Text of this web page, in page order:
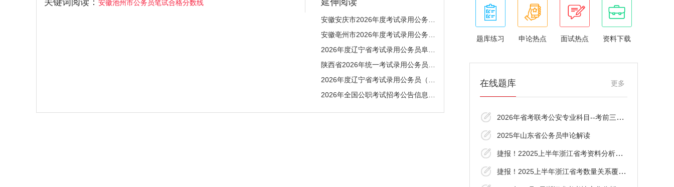
关键词阅读： 安徽池州市公务员笔试合格分数线 延伸阅读
题库练习 申论热点 面试热点 资料下载
更多
在线题库
2026年省考联考公安专业科目--考前三十分资
2025年山东省公务员申论解读
捷报！22025上半年浙江省考资料分析覆盖了
捷报！2025上半年浙江省考数量关系覆盖了！